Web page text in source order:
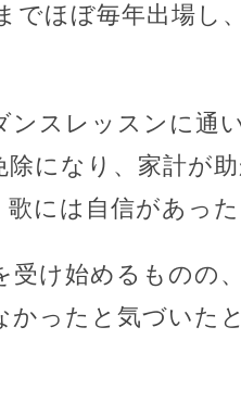
でほぼ毎年出場し
スレッスンに通
になり、家計が
には自信があった
け始めるものの
ったと気づいた